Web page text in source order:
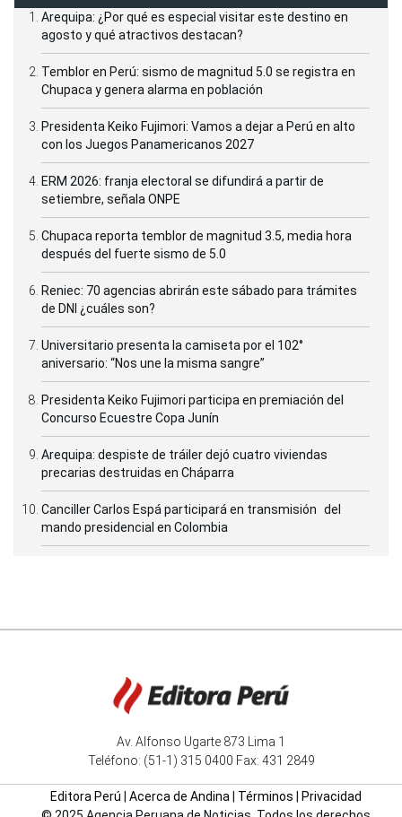
Arequipa: ¿Por qué es especial visitar este destino en
agosto y qué atractivos destacan?
Temblor en Perú: sismo de magnitud 5.0 se registra en
Chupaca y genera alarma en población
Presidenta Keiko Fujimori: Vamos a dejar a Perú en alto
con los Juegos Panamericanos 2027
ERM 2026: franja electoral se difundirá a partir de
setiembre, señala ONPE
Chupaca reporta temblor de magnitud 3.5, media hora
después del fuerte sismo de 5.0
Reniec: 70 agencias abrirán este sábado para trámites
de DNI ¿cuáles son?
Universitario presenta la camiseta por el 102°
aniversario: “Nos une la misma sangre”
Presidenta Keiko Fujimori participa en premiación del
Concurso Ecuestre Copa Junín
Arequipa: despiste de tráiler dejó cuatro viviendas
precarias destruidas en Cháparra
Canciller Carlos Espá participará en transmisión del
mando presidencial en Colombia
Av. Alfonso Ugarte 873 Lima 1
Teléfono: (51-1) 315 0400 Fax: 431 2849
Editora Perú Acerca de Andina Términos
Privacidad